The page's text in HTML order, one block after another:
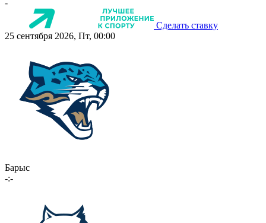
-
Сделать ставку
25 сентября 2026, Пт, 00:00
Барыс
-:-